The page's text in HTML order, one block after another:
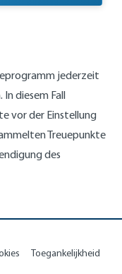
jederzeit
diesem Fall
vor der Einstellung
Treuepunkte
des
Toegankelijkheid